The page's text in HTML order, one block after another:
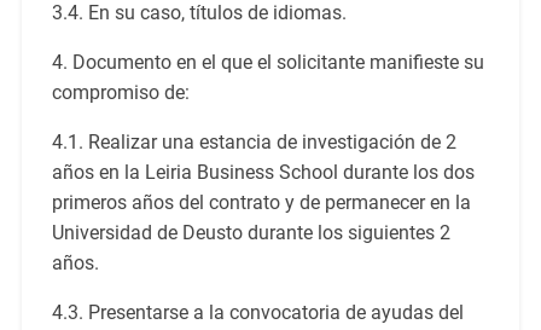
3.4. En su caso, títulos de idiomas.
4. Documento en el que el solicitante manifieste su
compromiso de:
4.1. Realizar una estancia de investigación de 2
años en la Leiria Business School durante los dos
primeros años del contrato y de permanecer en la
Universidad de Deusto durante los siguientes 2
años.
4.3. Presentarse a la convocatoria de ayudas del